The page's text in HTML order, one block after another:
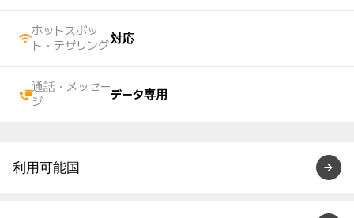
ホットスポッ
ト・テザリング
対応
通話・メッセー
ジ
データ専用
利用可能国